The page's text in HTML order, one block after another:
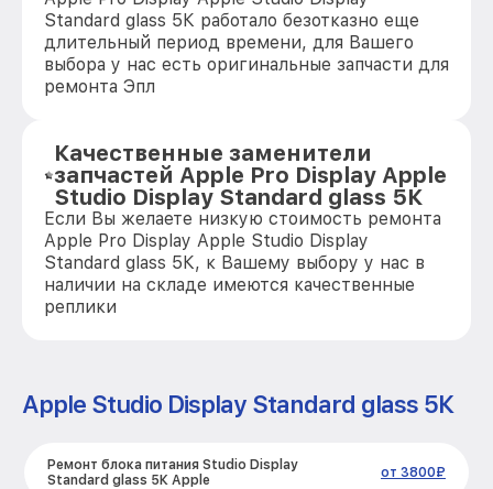
Standard glass 5К работало безотказно еще
длительный период времени, для Вашего
выбора у нас есть оригинальные запчасти для
ремонта Эпл
Качественные заменители
запчастей Apple Pro Display Apple
Studio Display Standard glass 5К
Если Вы желаете низкую стоимость ремонта
Apple Pro Display Apple Studio Display
Standard glass 5К, к Вашему выбору у нас в
наличии на складе имеются качественные
реплики
Apple Studio Display Standard glass 5К
Ремонт блока питания Studio Display
Standard glass 5К Apple
от 3800₽